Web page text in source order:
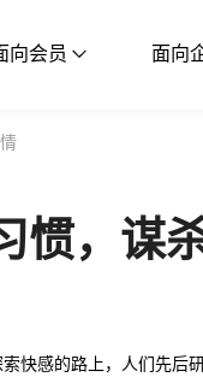
向会员 面向
，谋
快感的路上，人们先后